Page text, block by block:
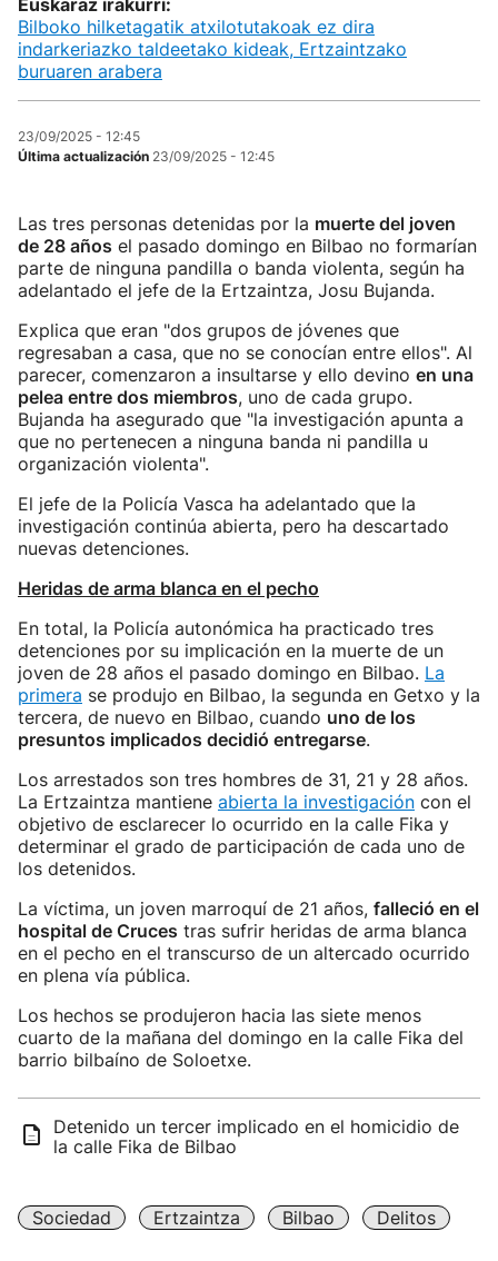
Euskaraz irakurri:
Bilboko hilketagatik atxilotutakoak ez dira
indarkeriazko taldeetako kideak, Ertzaintzako
buruaren arabera
23/09/2025 - 12:45
Última actualización 23/09/2025 - 12:45
Las tres personas detenidas por la muerte del joven
de 28 años el pasado domingo en Bilbao no formarían
parte de ninguna pandilla o banda violenta, según ha
adelantado el jefe de la Ertzaintza, Josu Bujanda.
Explica que eran "dos grupos de jóvenes que
regresaban a casa, que no se conocían entre ellos". Al
parecer, comenzaron a insultarse y ello devino en una
pelea entre dos miembros, uno de cada grupo.
Bujanda ha asegurado que "la investigación apunta a
que no pertenecen a ninguna banda ni pandilla u
organización violenta".
El jefe de la Policía Vasca ha adelantado que la
investigación continúa abierta, pero ha descartado
nuevas detenciones.
Heridas de arma blanca en el pecho
En total, la Policía autonómica ha practicado tres
detenciones por su implicación en la muerte de un
joven de 28 años el pasado domingo en Bilbao. La
primera se produjo en Bilbao, la segunda en Getxo y la
tercera, de nuevo en Bilbao, cuando uno de los
presuntos implicados decidió entregarse.
Los arrestados son tres hombres de 31, 21 y 28 años.
La Ertzaintza mantiene abierta la investigación con el
objetivo de esclarecer lo ocurrido en la calle Fika y
determinar el grado de participación de cada uno de
los detenidos.
La víctima, un joven marroquí de 21 años, falleció en el
hospital de Cruces tras sufrir heridas de arma blanca
en el pecho en el transcurso de un altercado ocurrido
en plena vía pública.
Los hechos se produjeron hacia las siete menos
cuarto de la mañana del domingo en la calle Fika del
barrio bilbaíno de Soloetxe.
Detenido un tercer implicado en el homicidio de
la calle Fika de Bilbao
Sociedad Ertzaintza Bilbao Delitos